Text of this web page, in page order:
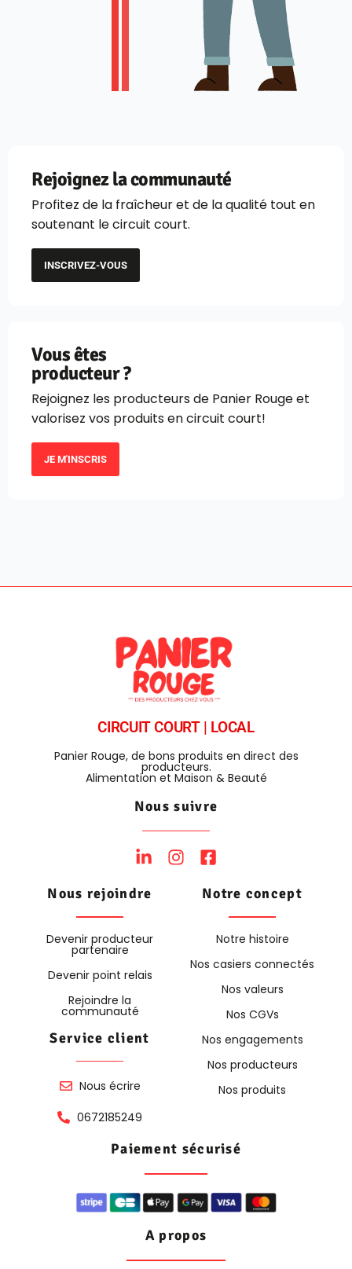
Rejoignez la communauté
Profitez de la fraîcheur et de la qualité tout en
soutenant le circuit court.
INSCRIVEZ-VOUS
Vous êtes
producteur ?
Rejoignez les producteurs de Panier Rouge et
valorisez vos produits en circuit court!
JE M'INSCRIS
CIRCUIT COURT | LOCAL
Panier Rouge, de bons produits en direct des
producteurs.
Alimentation et Maison & Beauté
Nous suivre
Nous rejoindre
Devenir producteur
partenaire
Devenir point relais
Rejoindre la
communauté
Service client
Nous écrire
0672185249
Notre concept
Notre histoire
Nos casiers connectés
Nos valeurs
Nos CGVs
Nos engagements
Nos producteurs
Nos produits
Paiement sécurisé
A propos